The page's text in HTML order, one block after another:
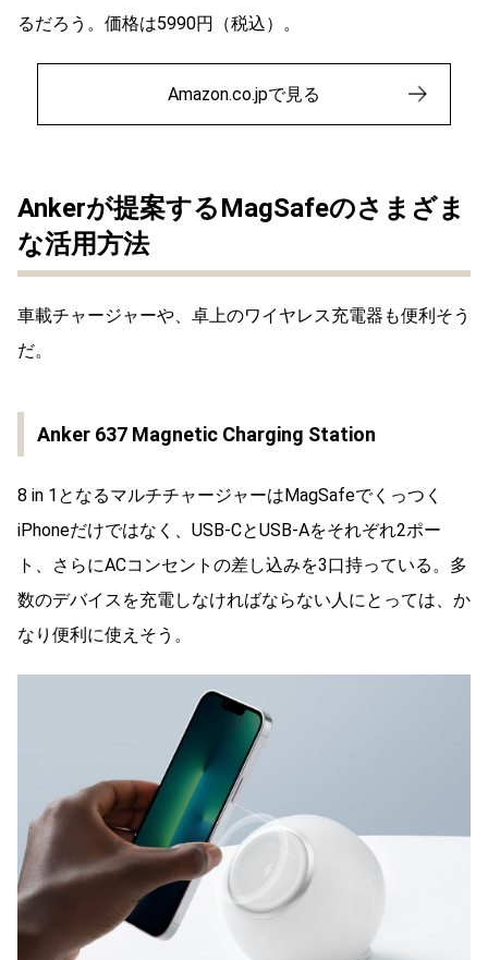
るだろう。価格は5990円（税込）。
Amazon.co.jpで見る
Ankerが提案するMagSafeのさまざま
な活用方法
車載チャージャーや、卓上のワイヤレス充電器も便利そう
だ。
Anker 637 Magnetic Charging Station
8 in 1となるマルチチャージャーはMagSafeでくっつく
iPhoneだけではなく、USB-CとUSB-Aをそれぞれ2ポー
ト、さらにACコンセントの差し込みを3口持っている。多
数のデバイスを充電しなければならない人にとっては、か
なり便利に使えそう。